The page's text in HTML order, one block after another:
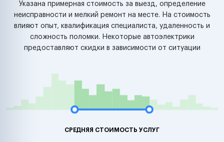
Указана примерная стоимость за выезд, определение
неисправности и мелкий ремонт на месте. На стоимость
влияют опыт, квалификация специалиста, удаленность и
сложность поломки. Некоторые автоэлектрики
предоставляют скидки в зависимости от ситуации
СРЕДНЯЯ СТОИМОСТЬ УСЛУГ